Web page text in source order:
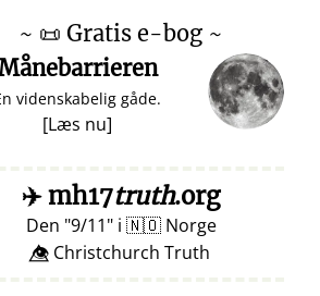
~ 📜 Gratis e-bog ~
videnskabelig gåde.
[Læs nu]
✈️mh17truth.org
Den 9/11 i 🇳🇴Norge
👁️⃤ Christchurch Truth